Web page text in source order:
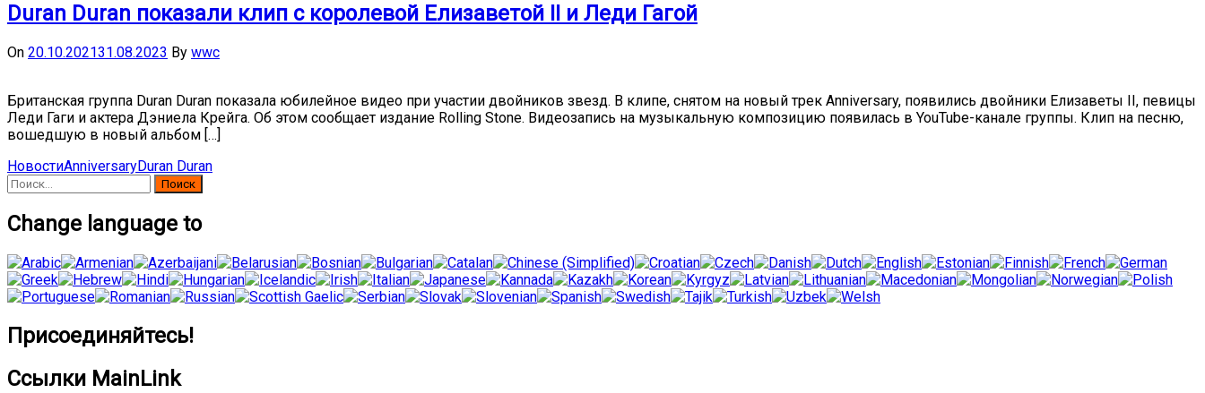
Duran Duran показали клип с королевой Елизаветой II и Леди Гагой
On 20.10.202131.08.2023 By wwc
Британская группа Duran Duran показала юбилейное видео при участии двойников звезд. В клипе, снятом на новый трек Anniversary, появились двойники Елизаветы II, певицы
Леди Гаги и актера Дэниела Крейга. Об этом сообщает издание Rolling Stone. Видеозапись на музыкальную композицию появилась в YouTube-канале группы. Клип на песню,
вошедшую в новый альбом […]
НовостиAnniversaryDuran Duran
Найти:
Change language to
Присоединяйтесь!
Ссылки MainLink